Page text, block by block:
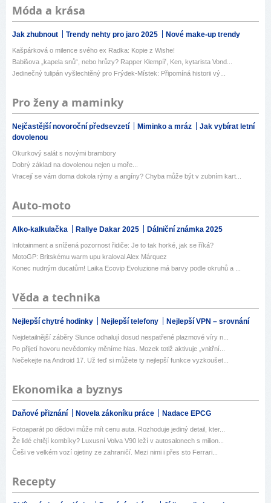
Móda a krása
Jak zhubnout Trendy nehty pro jaro 2025 Nové make-up trendy
Kašpárková o milence svého ex Radka: Kopie z Wishe!
Babišova „kapela snů“, nebo hrůzy? Rapper Klempíř, Ken, kytarista Vond...
Jedinečný tulipán vyšlechtěný pro Frýdek-Místek: Připomíná historii vý...
Pro ženy a maminky
Nejčastější novoroční předsevzetí Miminko a mráz
Jak vybírat letní
dovolenou
Okurkový salát s novými brambory
Dobrý základ na dovolenou nejen u moře...
Vracejí se vám doma dokola rýmy a angíny? Chyba může být v zubním kart...
Auto-moto
Alko-kalkulačka Rallye Dakar 2025 Dálniční známka 2025
Infotainment a snížená pozornost řidiče: Je to tak horké, jak se říká?
MotoGP: Britskému warm upu kraloval Alex Márquez
Konec nudným ducatům! Laika Ecovip Evoluzione má barvy podle okruhů a ...
Věda a technika
Nejlepší chytré hodinky Nejlepší telefony Nejlepší VPN – srovnání
Nejdetailnější záběry Slunce odhalují dosud nespatřené plazmové víry n...
Po přijetí hovoru nevědomky měníme hlas. Mozek totiž aktivuje „vnitřní...
Nečekejte na Android 17. Už teď si můžete ty nejlepší funkce vyzkoušet...
Ekonomika a byznys
Daňové přiznání Novela zákoníku práce Nadace EPCG
Fotoaparát po dědovi může mít cenu auta. Rozhoduje jediný detail, kter...
Že lidé chtějí kombíky? Luxusní Volva V90 leží v autosalonech s milion...
Češi ve velkém vozí ojetiny ze zahraničí. Mezi nimi i přes sto Ferrari...
Recepty